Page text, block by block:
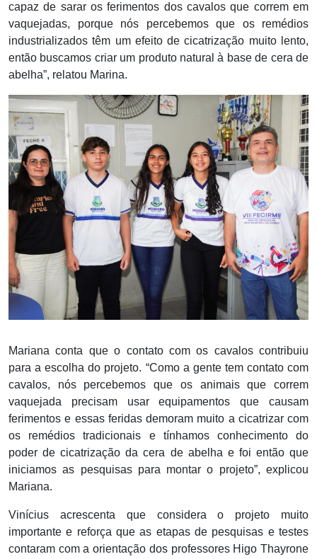
capaz de sarar os ferimentos dos cavalos que correm em
vaquejadas, porque nós percebemos que os remédios
industrializados têm um efeito de cicatrização muito lento,
então buscamos criar um produto natural à base de cera de
abelha”, relatou Marina.
Mariana conta que o contato com os cavalos contribuiu
para a escolha do projeto. “Como a gente tem contato com
cavalos, nós percebemos que os animais que correm
vaquejada precisam usar equipamentos que causam
ferimentos e essas feridas demoram muito a cicatrizar com
os remédios tradicionais e tínhamos conhecimento do
poder de cicatrização da cera de abelha e foi então que
iniciamos as pesquisas para montar o projeto”, explicou
Mariana.
Vinícius acrescenta que considera o projeto muito
importante e reforça que as etapas de pesquisas e testes
contaram com a orientação dos professores Higo Thayrone